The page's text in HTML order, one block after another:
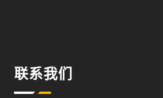
联系我们